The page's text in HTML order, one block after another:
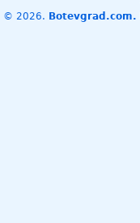
© 2026. Botevgrad.com.